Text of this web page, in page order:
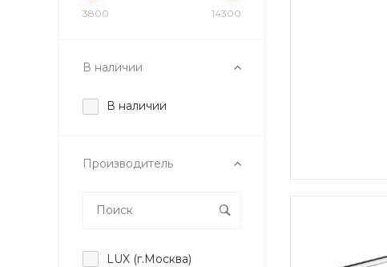
3800 14300
В наличии
В наличии
Производитель
LUX (г.Москва)